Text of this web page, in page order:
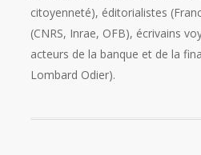
citoyenneté), éditorialistes
(CNRS, Inrae, OFB), écrivains
acteurs de la banque et de la
Lombard Odier).